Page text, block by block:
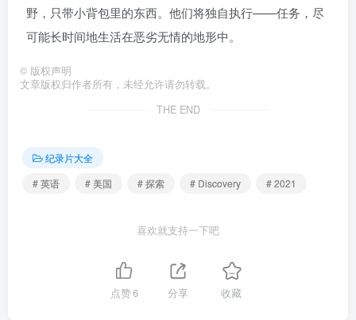
野，只带小背包里的东西。他们将独自执行——任务，尽
可能长时间地生活在恶劣无情的地形中。
© 版权声明
文章版权归作者所有，未经允许请勿转载。
THE END
纪录片大全
# 英语
# 美国 # 探索 # Discovery # 2021
喜欢就支持一下吧
点赞6 分享 收藏